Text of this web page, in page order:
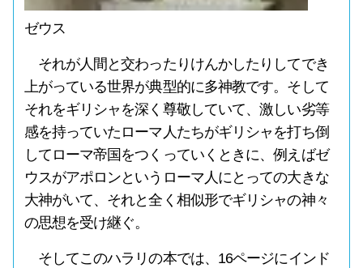
ゼウス
それが人間と交わったりけんかしたりしてでき
上がっている世界が典型的に多神教です。そして
それをギリシャを深く尊敬していて、激しい劣等
感を持っていたローマ人たちがギリシャを打ち倒
してローマ帝国をつくっていくときに、例えばゼ
ウスがアポロンというローマ人にとっての大きな
大神がいて、それと全く相似形でギリシャの神々
の思想を受け継ぐ。
そしてこのハラリの本では、16ページにインド